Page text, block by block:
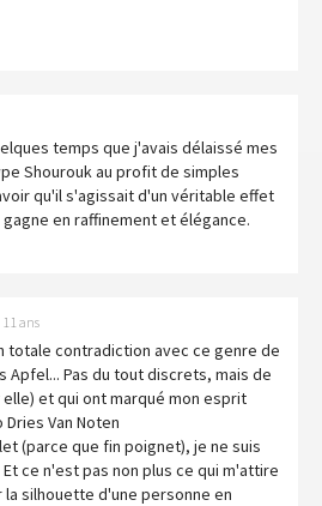
temps que j'avais délaissé mes
Shourouk au profit de simples
qu'il s'agissait d'un véritable effet
en raffinement et élégance.
11 ans
totale contradiction avec ce genre de
Apfel... Pas du tout discrets, mais de
et qui ont marqué mon esprit
Van Noten
(parce que fin poignet), je ne suis
ce n'est pas non plus ce qui m'attire
silhouette d'une personne en